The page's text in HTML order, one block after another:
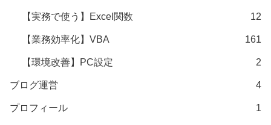
【実務で使う】Excel関数 12
【業務効率化】VBA 161
【環境改善】PC設定 2
ブログ運営 4
プロフィール 1